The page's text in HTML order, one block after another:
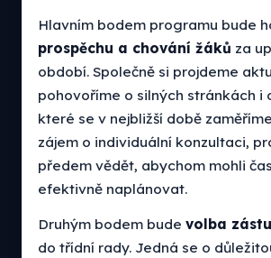
Hlavním bodem programu bude
prospěchu a chování žáků za
období. Společně si projdeme
pohovoříme o silných stránkách i
které se v nejbližší době
zájem o individuální konzultaci,
předem vědět, abychom mohli
efektivně naplánovat.
Druhým bodem bude volba
do třídní rady. Jedná se o